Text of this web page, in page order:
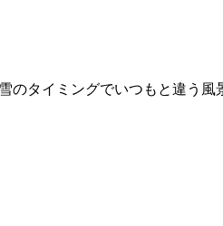
のタイミングでいつもと違う